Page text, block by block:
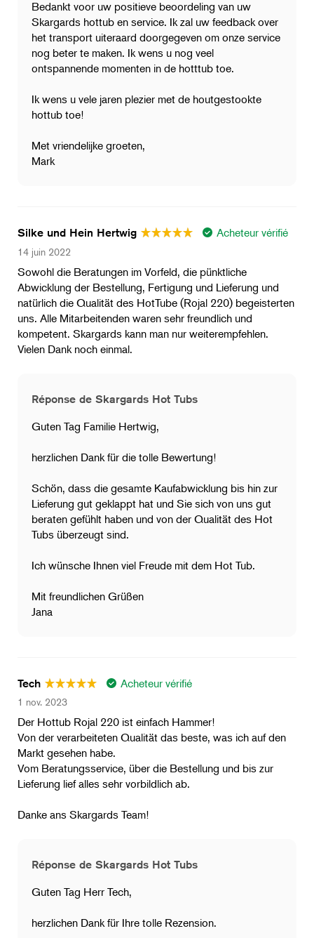
Bedankt voor uw positieve beoordeling van uw
Skargards hottub en service. Ik zal uw feedback over
het transport uiteraard doorgegeven om onze service
nog beter te maken. Ik wens u nog veel
ontspannende momenten in de hotttub toe.
Ik wens u vele jaren plezier met de houtgestookte
hottub toe!
Met vriendelijke groeten,
Mark
Silke und Hein Hertwig Acheteur vérifié
14 juin 2022
Sowohl die Beratungen im Vorfeld, die pünktliche
Abwicklung der Bestellung, Fertigung und Lieferung und
natürlich die Qualität des HotTube (Rojal 220) begeisterten
uns. Alle Mitarbeitenden waren sehr freundlich und
kompetent. Skargards kann man nur weiterempfehlen.
Vielen Dank noch einmal.
Réponse de Skargards Hot Tubs
Guten Tag Familie Hertwig,
herzlichen Dank für die tolle Bewertung!
Schön, dass die gesamte Kaufabwicklung bis hin zur
Lieferung gut geklappt hat und Sie sich von uns gut
beraten gefühlt haben und von der Qualität des Hot
Tubs überzeugt sind.
Ich wünsche Ihnen viel Freude mit dem Hot Tub.
Mit freundlichen Grüßen
Jana
Tech Acheteur vérifié
1 nov. 2023
Der Hottub Rojal 220 ist einfach Hammer!
Von der verarbeiteten Qualität das beste, was ich auf den
Markt gesehen habe.
Vom Beratungsservice, über die Bestellung und bis zur
Lieferung lief alles sehr vorbildlich ab.
Danke ans Skargards Team!
Réponse de Skargards Hot Tubs
Guten Tag Herr Tech,
​herzlichen Dank für Ihre tolle Rezension.